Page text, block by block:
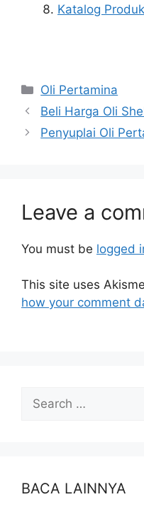
Katalog
Oli Pertamina
Beli Harga Oli
Penyuplai Oli
Leave a
You must be logged
This site uses
how your comment
BACA LAINNYA